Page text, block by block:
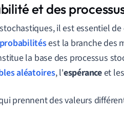
et des
il est essentiel
est la branche des
la base des processus
aléatoires, l'espéranceet
prennent des valeurs